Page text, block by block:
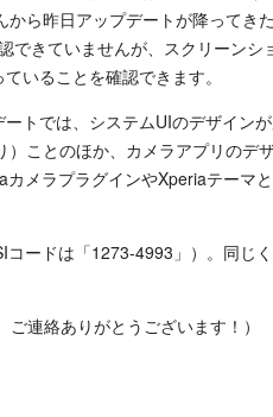
ら昨日アップデートが降ってき
できていませんが、スクリーンシ
いることを確認できます。
トでは、システムUIのデザイン
）ことのほか、カメラアプリのデ
メラプラグインやXperiaテーマ
ードは「1273-4993」）。同じ
ご連絡ありがとうございます！）